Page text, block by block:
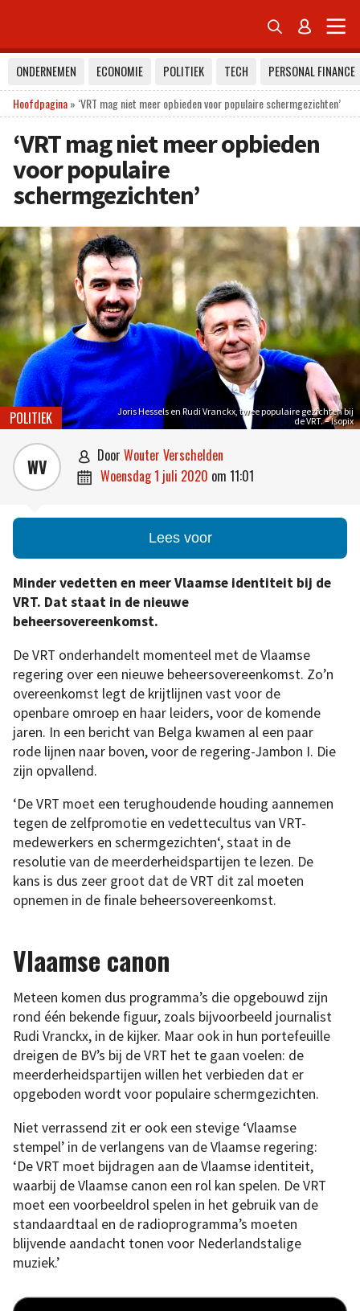
 
ONDERNEMEN ECONOMIE POLITIEK TECH
PERSONAL FINANCE
Hoofdpagina» ‘VRT mag niet meer opbieden voor populaire schermgezichten’
‘VRT mag niet meer opbieden
voor populaire
schermgezichten’
Joris Hessels en Rudi Vranckx, twee populaire gezichten bij
de VRT. – Isopix
POLITIEK
WV  door Wouter Verschelden
 woensdag 1 juli 2020 om 11:01
Lees voor
Minder vedetten en meer Vlaamse identiteit bij de
VRT. Dat staat in de nieuwe
beheersovereenkomst.
De VRT onderhandelt momenteel met de Vlaamse
regering over een nieuwe beheersovereenkomst. Zo’n
overeenkomst legt de krijtlijnen vast voor de
openbare omroep en haar leiders, voor de komende
jaren. In een bericht van Belga kwamen al een paar
rode lijnen naar boven, voor de regering-Jambon I. Die
zijn opvallend.
‘De VRT moet een terughoudende houding aannemen
tegen de zelfpromotie en vedettecultus van VRT-
medewerkers en schermgezichten‘, staat in de
resolutie van de meerderheidspartijen te lezen. De
kans is dus zeer groot dat de VRT dit zal moeten
opnemen in de finale beheersovereenkomst.
Vlaamse canon
Meteen komen dus programma’s die opgebouwd zijn
rond één bekende figuur, zoals bijvoorbeeld journalist
Rudi Vranckx, in de kijker. Maar ook in hun portefeuille
dreigen de BV’s bij de VRT het te gaan voelen: de
meerderheidspartijen willen het verbieden dat er
opgeboden wordt voor populaire schermgezichten.
Niet verrassend zit er ook een stevige ‘Vlaamse
stempel’ in de verlangens van de Vlaamse regering:
‘De VRT moet bijdragen aan de Vlaamse identiteit,
waarbij de Vlaamse canon een rol kan spelen. De VRT
moet een voorbeeldrol spelen in het gebruik van de
standaardtaal en de radioprogramma’s moeten
blijvende aandacht tonen voor Nederlandstalige
muziek.’